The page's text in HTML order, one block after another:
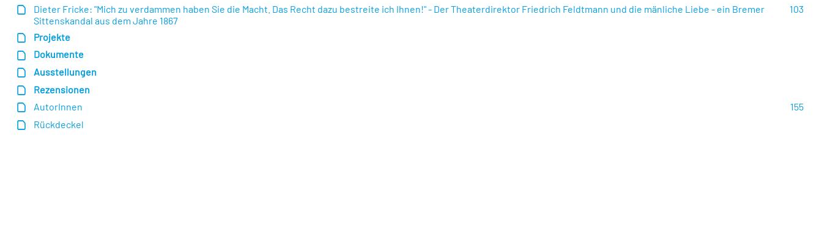
103
Dieter Fricke: "Mich zu verdammen haben Sie die Macht. Das Recht dazu bestreite ich Ihnen!" - Der Theaterdirektor Friedrich Feldtmann und die mänliche Liebe - ein Bremer
Sittenskandal aus dem Jahre 1867
Projekte
Dokumente
Ausstellungen
Rezensionen
155
AutorInnen
Rückdeckel